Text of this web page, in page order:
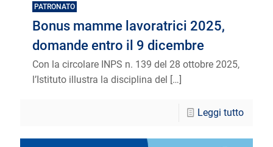
PATRONATO
Bonus mamme lavoratrici 2025,
domande entro il 9 dicembre
Con la circolare INPS n. 139 del 28 ottobre 2025,
l’Istituto illustra la disciplina del […]
Leggi tutto